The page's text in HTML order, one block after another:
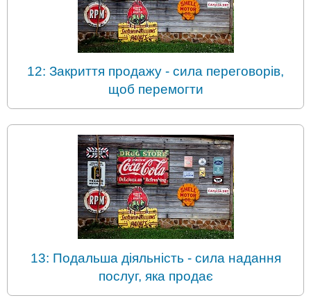
12: Закриття продажу - сила переговорів,
щоб перемогти
13: Подальша діяльність - сила надання
послуг, яка продає